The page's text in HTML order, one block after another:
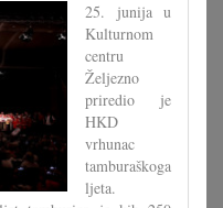
25. junija u
Kulturnom
centru
Željezno
priredio je
HKD
vrhunac
tamburaškoga
ljeta.